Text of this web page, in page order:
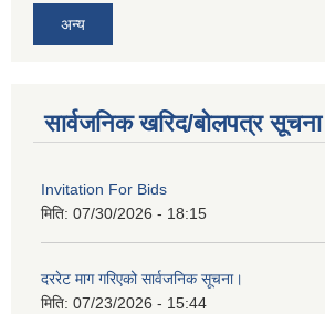
अन्य
सार्वजनिक खरिद/बोलपत्र सूचना
Invitation For Bids
मिति: 07/30/2026 - 18:15
दररेट माग गरिएको सार्वजनिक सूचना।
मिति: 07/23/2026 - 15:44